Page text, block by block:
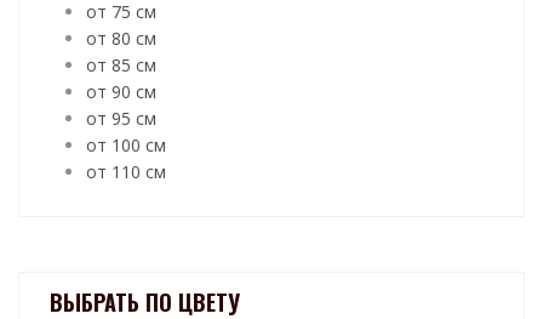
от 75 см
от 80 см
от 85 см
от 90 см
от 95 см
от 100 см
от 110 см
ВЫБРАТЬ ПО ЦВЕТУ